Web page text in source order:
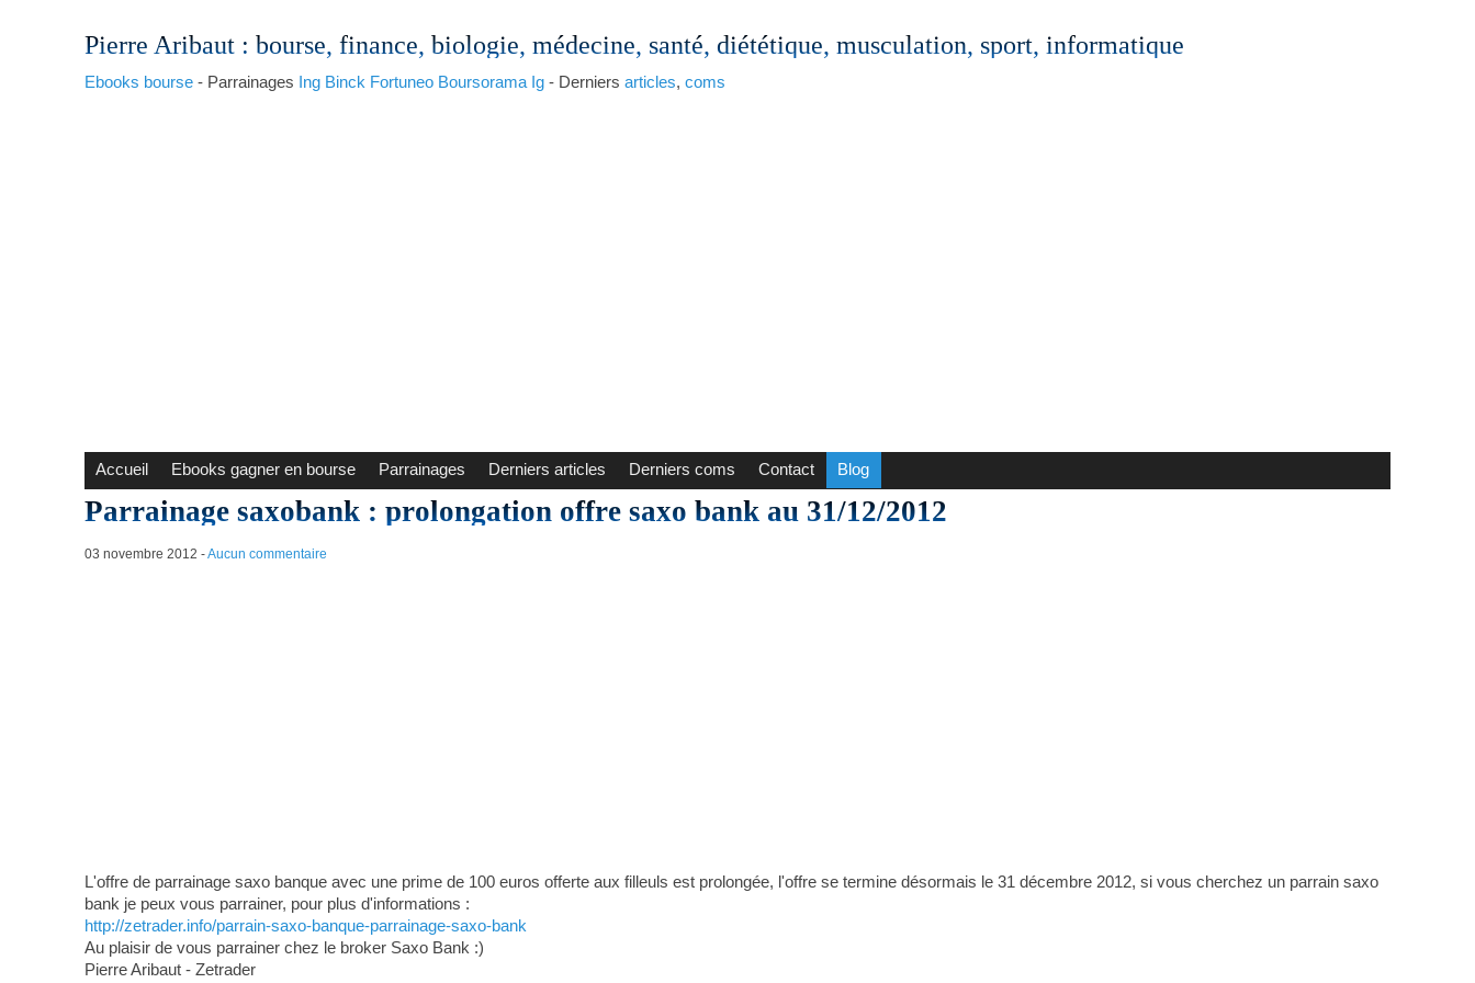
Pierre Aribaut: bourse, finance, biologie, médecine, santé, diététique, musculation, sport, informatique
Ebooks bourse- Parrainages Ing Binck Fortuneo Boursorama Ig- Derniers articles, coms
Accueil Ebooks gagner en bourse Parrainages Derniers articles Derniers coms Contact Blog
Parrainage saxobank : prolongation offre saxo bank au 31/12/2012
03 novembre 2012 -Aucun commentaire
L'offre de parrainage saxo banque avec une prime de 100 euros offerte aux filleuls est prolongée, l'offre se termine désormais le 31 décembre 2012, si vous cherchez un parrain saxo
bank je peux vous parrainer, pour plus d'informations :
http://zetrader.info/parrain-saxo-banque-parrainage-saxo-bank
Au plaisir de vous parrainer chez le broker Saxo Bank :)
Pierre Aribaut - Zetrader